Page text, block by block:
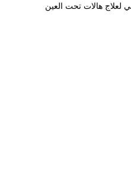
هالات تحت العين